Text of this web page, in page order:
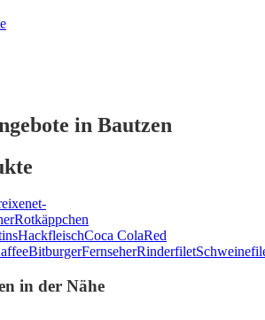
in Bautzen
Rotkäppchen
HackfleischCoca ColaRed
BitburgerFernseherRinderfilet
in der Nähe